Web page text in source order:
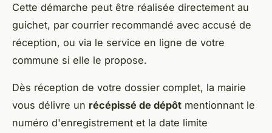
Cette démarche peut être réalisée directement au
guichet, par courrier recommandé avec accusé de
réception, ou via le service en ligne de votre
commune si elle le propose.
Dès réception de votre dossier complet, la mairie
vous délivre un récépissé de dépôt mentionnant le
numéro d'enregistrement et la date limite